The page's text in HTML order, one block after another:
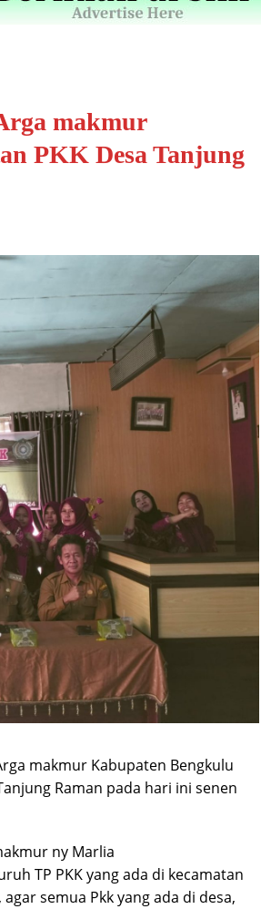
makmur
PKK Desa Tanjung
makmur Kabupaten Bengkulu
Raman pada hari ini senen
ny Marlia
TP PKK yang ada di kecamatan
semua Pkk yang ada di desa,